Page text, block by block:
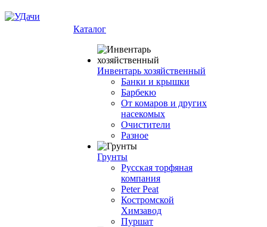
Каталог
Инвентарь хозяйственный
Банки и крышки
Барбекю
От комаров и других
насекомых
Очистители
Разное
Грунты
Русская торфяная
компания
Peter Peat
Костромской
Химзавод
Пуршат